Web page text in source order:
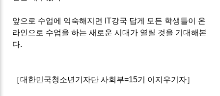
앞으로 수업에 익숙해지면 IT강국 답게 모든 학생들이 온
라인으로 수업을 하는 새로운 시대가 열릴 것을 기대해본
다.
［대한민국청소년기자단 사회부=15기 이지우기자］